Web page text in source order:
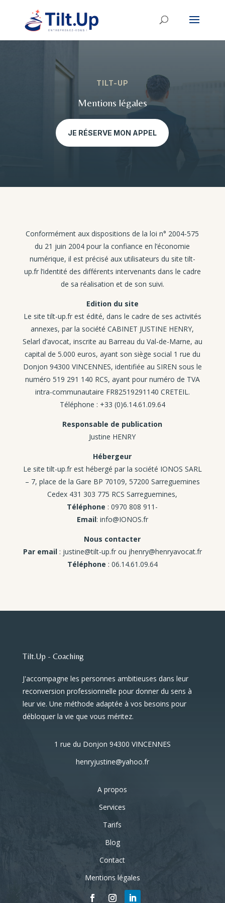
TILT-UP
Mentions légales
JE RÉSERVE MON APPEL
Conformément aux dispositions de la loi n° 2004-575
du 21 juin 2004 pour la confiance en l’économie
numérique, il est précisé aux utilisateurs du site tilt-
up.fr l’identité des différents intervenants dans le cadre
de sa réalisation et de son suivi.
Edition du site
Le site tilt-up.fr est édité, dans le cadre de ses activités
annexes, par la société CABINET JUSTINE HENRY,
Selarl d’avocat, inscrite au Barreau du Val-de-Marne, au
capital de 5.000 euros, ayant son siège social 1 rue du
Donjon 94300 VINCENNES, identifiée au SIREN sous le
numéro 519 291 140 RCS, ayant pour numéro de TVA
intra-communautaire FR82519291140 CRETEIL.
Téléphone : +33 (0)6.14.61.09.64
Responsable de publication
Justine HENRY
Hébergeur
Le site tilt-up.fr est hébergé par la société IONOS SARL
– 7, place de la Gare BP 70109, 57200 Sarreguemines
Cedex 431 303 775 RCS Sarreguemines,
Téléphone : 0970 808 911-
Email: info@IONOS.fr
Nous contacter
Par email: justine@tilt-up.fr ou jhenry@henryavocat.fr
Téléphone : 06.14.61.09.64
Tilt.Up - Coaching
J'accompagne les personnes ambitieuses dans leur
reconversion professionnelle pour donner du sens à
leur vie. Une méthode adaptée à vos besoins pour
débloquer la vie que vous méritez.
1 rue du Donjon 94300 VINCENNES
henryjustine@yahoo.fr
A propos
Services
Tarifs
Blog
Contact
Mentions légales